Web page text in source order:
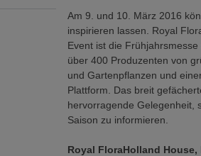
Am 9. und 10. März 2016
inspirieren lassen. Royal
Event ist die
über 400 Produzenten von
und Gartenpflanzen und
Plattform. Das breit
hervorragende Gelegenheit,
Saison zu informieren.
Royal FloraHolland